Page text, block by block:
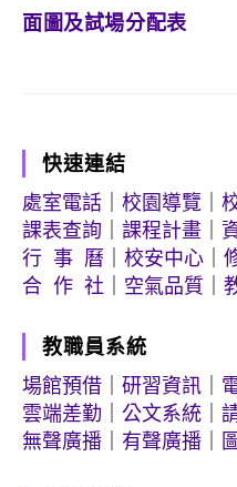
面圖及試場分配表
快速連結
處室電話
校園導覽
課表查詢
課程計畫
行 事 曆
校安中心
合 作 社
空氣品質
教職員系統
場館預借
研習資訊
雲端差勤
公文系統
無聲廣播
有聲廣播